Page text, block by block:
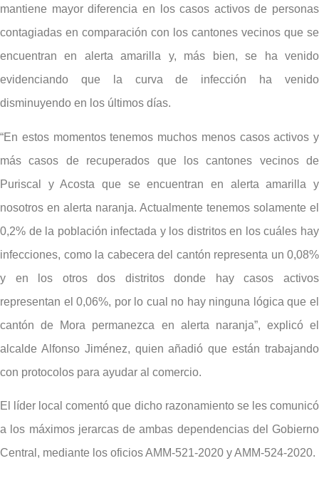
mantiene mayor diferencia en los casos activos de personas
contagiadas en comparación con los cantones vecinos que se
encuentran en alerta amarilla y, más bien, se ha venido
evidenciando que la curva de infección ha venido
disminuyendo en los últimos días.
“En estos momentos tenemos muchos menos casos activos y
más casos de recuperados que los cantones vecinos de
Puriscal y Acosta que se encuentran en alerta amarilla y
nosotros en alerta naranja. Actualmente tenemos solamente el
0,2% de la población infectada y los distritos en los cuáles hay
infecciones, como la cabecera del cantón representa un 0,08%
y en los otros dos distritos donde hay casos activos
representan el 0,06%, por lo cual no hay ninguna lógica que el
cantón de Mora permanezca en alerta naranja”, explicó el
alcalde Alfonso Jiménez, quien añadió que están trabajando
con protocolos para ayudar al comercio.
El líder local comentó que dicho razonamiento se les comunicó
a los máximos jerarcas de ambas dependencias del Gobierno
Central, mediante los oficios AMM-521-2020 y AMM-524-2020.